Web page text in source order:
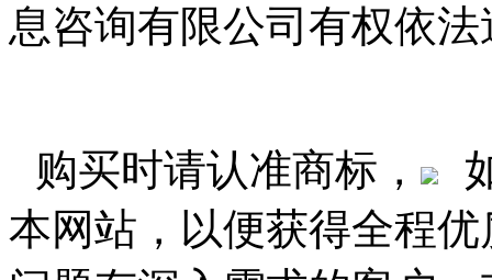
息咨询有限公司有权依
购买时请认准商标，
本网站，以便获得全程